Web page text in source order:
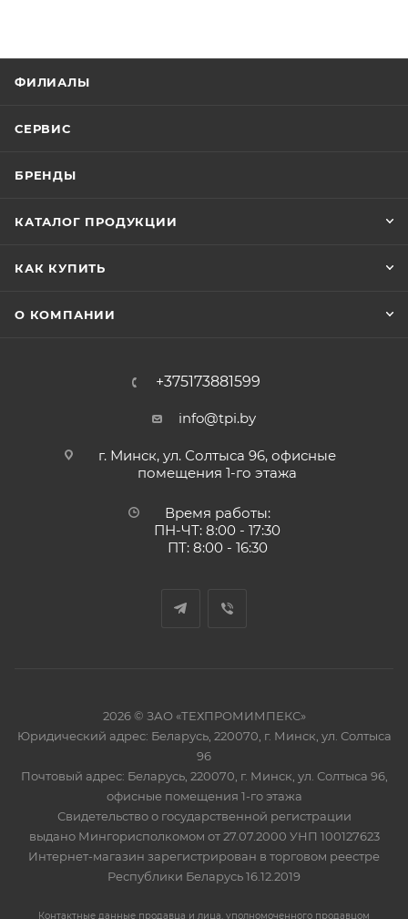
ФИЛИАЛЫ
СЕРВИС
БРЕНДЫ
КАТАЛОГ ПРОДУКЦИИ
КАК КУПИТЬ
О КОМПАНИИ
+375173881599
info@tpi.by
г. Минск, ул. Солтыса 96, офисные
помещения 1-го этажа
Время работы:
ПН-ЧТ: 8:00 - 17:30
ПТ: 8:00 - 16:30
2026 © ЗАО «ТЕХПРОМИМПЕКС»
Юридический адрес: Беларусь, 220070, г. Минск, ул. Солтыса
96
Почтовый адрес: Беларусь, 220070, г. Минск, ул. Солтыса 96,
офисные помещения 1-го этажа
Свидетельство о государственной регистрации
выдано Мингорисполкомом от 27.07.2000 УНП 100127623
Интернет-магазин зарегистрирован в торговом реестре
Республики Беларусь 16.12.2019
Контактные данные продавца и лица, уполномоченного продавцом